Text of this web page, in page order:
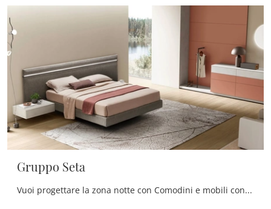
Gruppo Seta
Vuoi progettare la zona notte con Comodini e mobili con cassetti di Maronese? Ecco qui il modello Gruppo Seta in laccato opaco per spazi moderni.